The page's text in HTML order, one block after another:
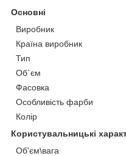
Основні
Виробник
Країна виробник
Тип
Об`єм
Фасовка
Особливість фарби
Колір
Користувальницькі
Об'єм\вага